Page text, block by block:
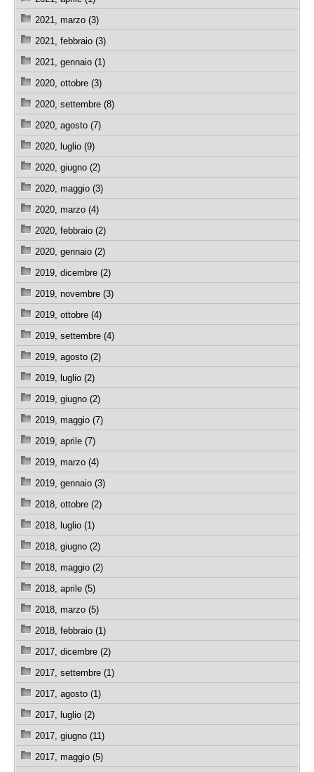
2021, marzo (3)
2021, febbraio (3)
2021, gennaio (1)
2020, ottobre (3)
2020, settembre (8)
2020, agosto (7)
2020, luglio (9)
2020, giugno (2)
2020, maggio (3)
2020, marzo (4)
2020, febbraio (2)
2020, gennaio (2)
2019, dicembre (2)
2019, novembre (3)
2019, ottobre (4)
2019, settembre (4)
2019, agosto (2)
2019, luglio (2)
2019, giugno (2)
2019, maggio (7)
2019, aprile (7)
2019, marzo (4)
2019, gennaio (3)
2018, ottobre (2)
2018, luglio (1)
2018, giugno (2)
2018, maggio (2)
2018, aprile (5)
2018, marzo (5)
2018, febbraio (1)
2017, dicembre (2)
2017, settembre (1)
2017, agosto (1)
2017, luglio (2)
2017, giugno (11)
2017, maggio (5)